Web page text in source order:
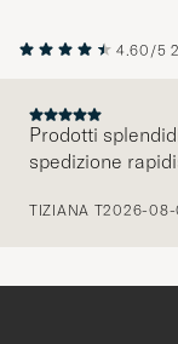
4.60/5
Prodotti
spedizione
TIZIANA T2026-08-